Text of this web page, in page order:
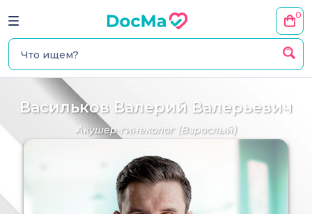
0
Васильков Валерий Валерьевич
Акушер-гинеколог(Взрослый)